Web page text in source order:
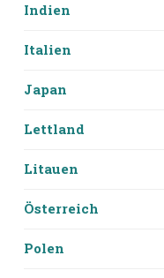
Indien
Italien
Japan
Lettland
Litauen
Österreich
Polen